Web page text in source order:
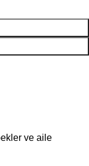
ve aile